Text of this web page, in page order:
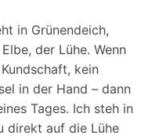
in Grünendeich,
der Lühe. Wenn
kein
in der Hand – dann
Tages. Ich steh in
direkt auf die Lühe